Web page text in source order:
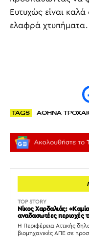
Ευτυχώς είναι καλά
ελαφρά χτυπήματα.
TAGS ΑΘΗΝΑ
TOP STORY
Νίκος Χαρδαλιάς:
αναδασωτέες περιοχές
Η Περιφέρεια Αττικής
βιομηχανικές ΑΠΕ σε